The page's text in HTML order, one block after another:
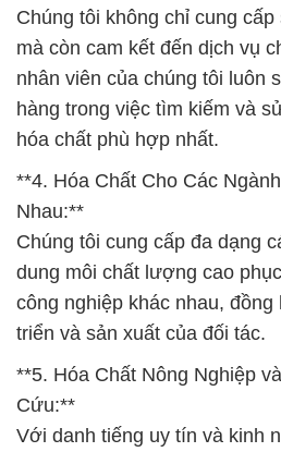
Chúng tôi không chỉ cung
mà còn cam kết đến dịch vụ
nhân viên của chúng tôi luôn
hàng trong việc tìm kiếm và
hóa chất phù hợp nhất.
**4. Hóa Chất Cho Các
Nhau:**
Chúng tôi cung cấp đa dạng
dung môi chất lượng cao
công nghiệp khác nhau,
triển và sản xuất của đối tác.
**5. Hóa Chất Nông Nghiệp
Cứu:**
Với danh tiếng uy tín và kinh